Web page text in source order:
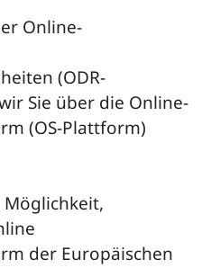
Online-
(ODR-
Sie über die Online-
(OS-Plattform)
der Europäischen